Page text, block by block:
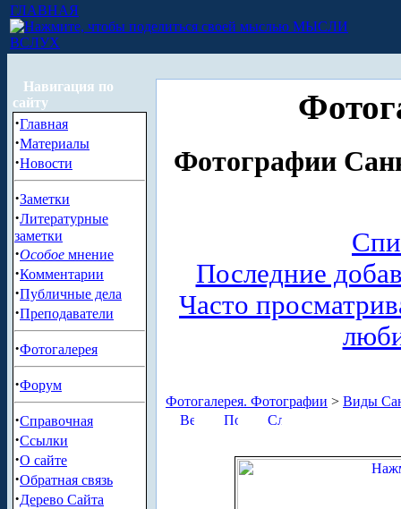
ГЛАВНАЯ
МЫСЛИ
ВСЛУХ
Навигация по
сайту
·Главная
·Материалы
·Новости
·Заметки
·Литературные
заметки
·Особое мнение
·Комментарии
·Публичные дела
·Преподаватели
·Фотогалерея
·Форум
·Справочная
·Ссылки
·О сайте
·Обратная связь
·Дерево Сайта
Фотографии
Последние
Часто
Фотогалерея. Фотографии > Виды